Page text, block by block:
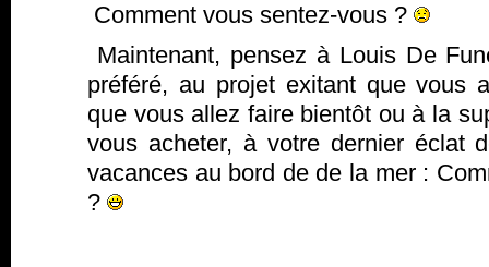
Comment vous sentez-vous ?
Maintenant, pensez à Louis De
préféré, au projet exitant que vous
que vous allez faire bientôt ou à la
vous acheter, à votre dernier éclat
vacances au bord de de la mer :
?